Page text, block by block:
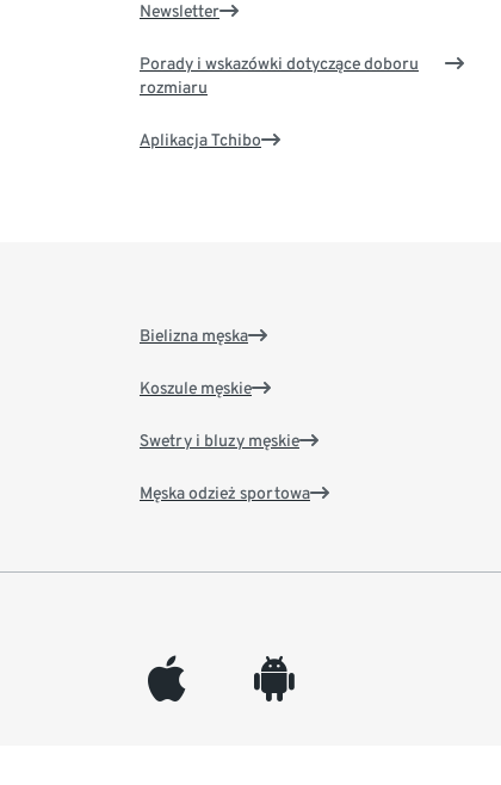
Newsletter
Porady i wskazówki dotyczące doboru
rozmiaru
Aplikacja Tchibo
Bielizna męska
Koszule męskie
Swetry i bluzy męskie
Męska odzież sportowa
appleinc android